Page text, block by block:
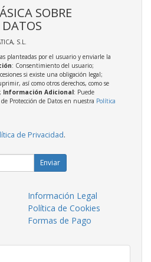
SOBRE
S.L.
planteadas por el usuario y enviarle la
: Consentimiento del usuario;
si existe una obligación legal;
así como otros derechos, como se
Información Adicional: Puede
Protección de Datos en nuestra Política
de Privacidad.
Enviar
Información Legal
Política de Cookies
Formas de Pago